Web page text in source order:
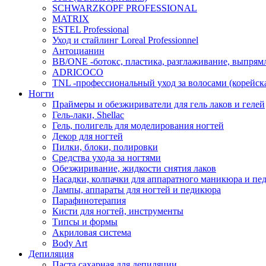
SCHWARZKOPF PROFESSIONAL
MATRIX
ESTEL Professional
Уход и стайлинг Loreal Professionnel
Антоцианин
BB/ONE -ботокс, пластика, разглаживание,
ADRICOCO
TNL -профессиональный уход за волосами
Ногти
Праймеры и обезжириватели для гель лаков и гелей
Гель-лаки, Shellac
Гель, полигель для моделирования ногтей
Декор для ногтей
Пилки, блоки, полировки
Средства ухода за ногтями
Обезжиривание, жидкости снятия лаков
Насадки, колпачки для аппаратного маникюра и
Лампы, аппараты для ногтей и педикюра
Парафинотерапия
Кисти для ногтей, инструменты
Типсы и формы
Акриловая система
Body Art
Депиляция